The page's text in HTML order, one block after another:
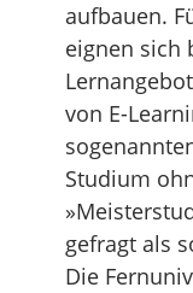
aufbauen.
eignen sich
von E-
Studium
gefragt als
Die